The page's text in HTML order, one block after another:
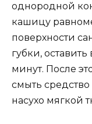
однородной
кашицу
поверхности
губки, оставить
минут. После
смыть
насухо мягкой